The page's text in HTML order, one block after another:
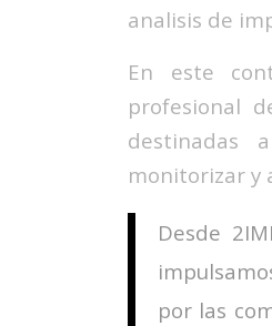
analisis de
En este
profesional
destinadas
monitorizar y
Desde
por las